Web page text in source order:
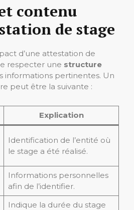
contenu
de stage
d’une attestation de
respecter une structure
informations pertinentes. Un
peut être la suivante :
Explication
Identification de l’entité où
le stage a été réalisé.
Informations personnelles
afin de l’identifier.
Indique la durée du stage